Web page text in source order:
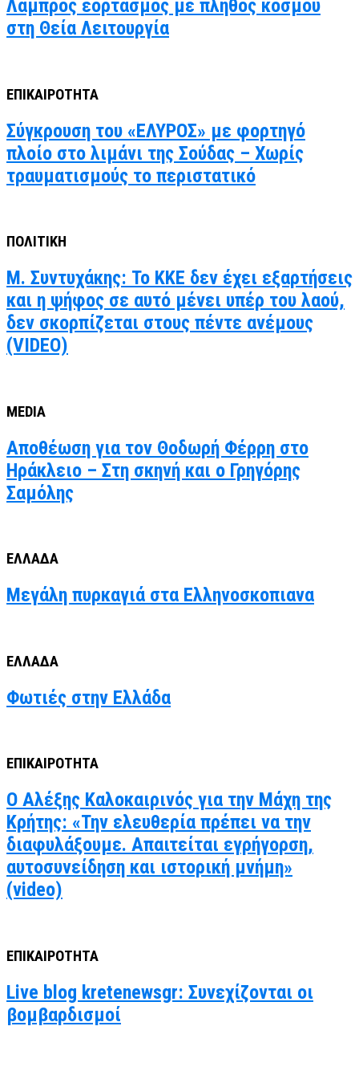
Λαμπρός εορτασμός με πλήθος κόσμου
στη Θεία Λειτουργία
ΕΠΙΚΑΙΡΟΤΗΤΑ
Σύγκρουση του «ΕΛΥΡΟΣ» με φορτηγό
πλοίο στο λιμάνι της Σούδας – Χωρίς
τραυματισμούς το περιστατικό
ΠΟΛΙΤΙΚΗ
Μ. Συντυχάκης: Το ΚΚΕ δεν έχει εξαρτήσεις
και η ψήφος σε αυτό μένει υπέρ του λαού,
δεν σκορπίζεται στους πέντε ανέμους
(VIDEO)
MEDIA
Αποθέωση για τον Θοδωρή Φέρρη στο
Ηράκλειο – Στη σκηνή και ο Γρηγόρης
Σαμόλης
ΕΛΛΑΔΑ
Μεγάλη πυρκαγιά στα Ελληνοσκοπιανα
ΕΛΛΑΔΑ
Φωτιές στην Ελλάδα
ΕΠΙΚΑΙΡΟΤΗΤΑ
Ο Αλέξης Καλοκαιρινός για την Μάχη της
Κρήτης: «Την ελευθερία πρέπει να την
διαφυλάξουμε. Απαιτείται εγρήγορση,
αυτοσυνείδηση και ιστορική μνήμη»
(video)
ΕΠΙΚΑΙΡΟΤΗΤΑ
Live blog kretenewsgr: Συνεχίζονται οι
βομβαρδισμοί